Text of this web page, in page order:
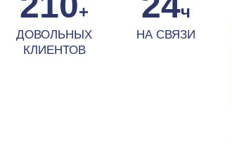
+
ДОВОЛЬНЫХ
КЛИЕНТОВ
ч
НА СВЯЗИ